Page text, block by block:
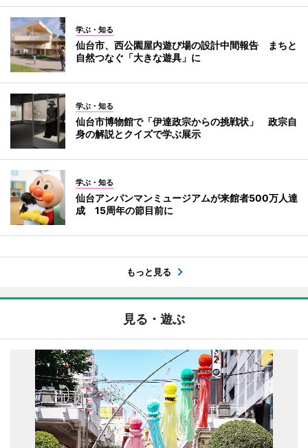
学ぶ・知る
仙台市、西公園屋内遊び場の設計中間報告 まちと
自然つなぐ「大きな遊具」に
学ぶ・知る
仙台市博物館で「伊達政宗からの挑戦状」 政宗自
身の解説とクイズで学ぶ展示
学ぶ・知る
仙台アンパンマンミュージアムが来館者500万人達
成 15周年の節目前に
もっと見る
見る・遊ぶ